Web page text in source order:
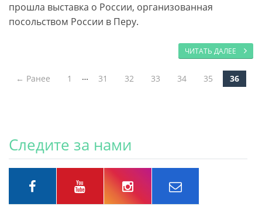
прошла выставка о России, организованная
посольством России в Перу.
ЧИТАТЬ ДАЛЕЕ
Post navigation
← Ранее 1 … 31 32 33 34 35 36
Следите за нами